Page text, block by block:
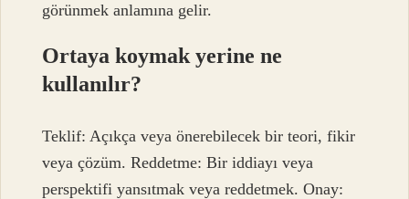
görünmek anlamına gelir.
Ortaya koymak yerine ne
kullanılır?
Teklif: Açıkça veya önerebilecek bir teori, fikir
veya çözüm. Reddetme: Bir iddiayı veya
perspektifi yansıtmak veya reddetmek. Onay: